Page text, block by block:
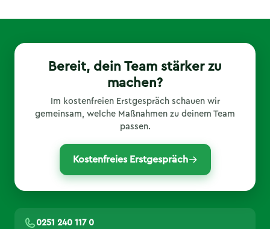
Bereit, dein Team stärker zu
machen?
Im kostenfreien Erstgespräch schauen wir
gemeinsam, welche Maßnahmen zu deinem Team
passen.
Kostenfreies Erstgespräch
0251 240 117 0